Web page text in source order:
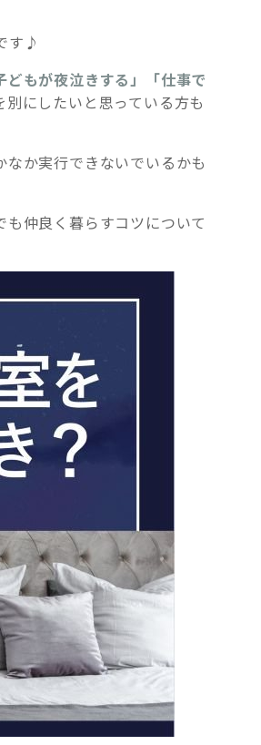
す♪
どもが夜泣きする」「仕事で
にしたいと思っている方も
か実行できないでいるかも
仲良く暮らすコツについて